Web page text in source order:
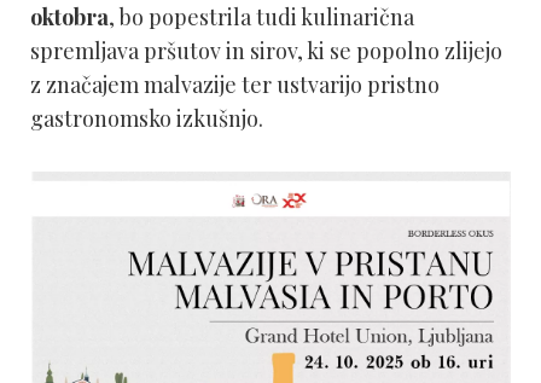
oktobra, bo popestrila tudi kulinarična
spremljava pršutov in sirov, ki se popolno zlijejo
z značajem malvazije ter ustvarijo pristno
gastronomsko izkušnjo.